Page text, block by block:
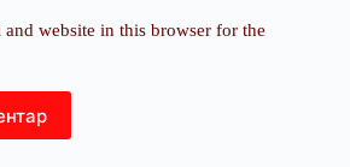
and website in this browser for the